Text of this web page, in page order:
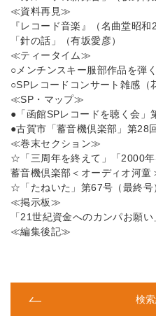
≪資料再見≫
『レコード音楽』（名曲堂昭
「針の話」（有坂愛彦）
≪ティータイム≫
○メンチンスキー服部作品を弾
○SPレコードコンサート雑感（
≪SP・マップ≫
●「函館SPレコードを聴く会」
●古賀市「蓄音機倶楽部」第28
≪巻末セクション≫
☆「三周年を終えて」「2000年
蓄音機倶楽部＜オーディオ河童
☆「たねいた」第67号（最終号
≪掲示板≫
「21世紀資金へのカンパお願い
≪編集後記≫
検